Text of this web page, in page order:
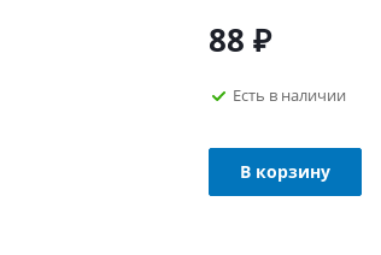
88 ₽
Есть в наличии
В корзину